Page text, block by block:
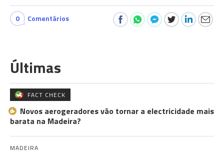
0 Comentários
Últimas
FACT CHECK
Novos aerogeradores vão tornar a electricidade mais
barata na Madeira?
MADEIRA